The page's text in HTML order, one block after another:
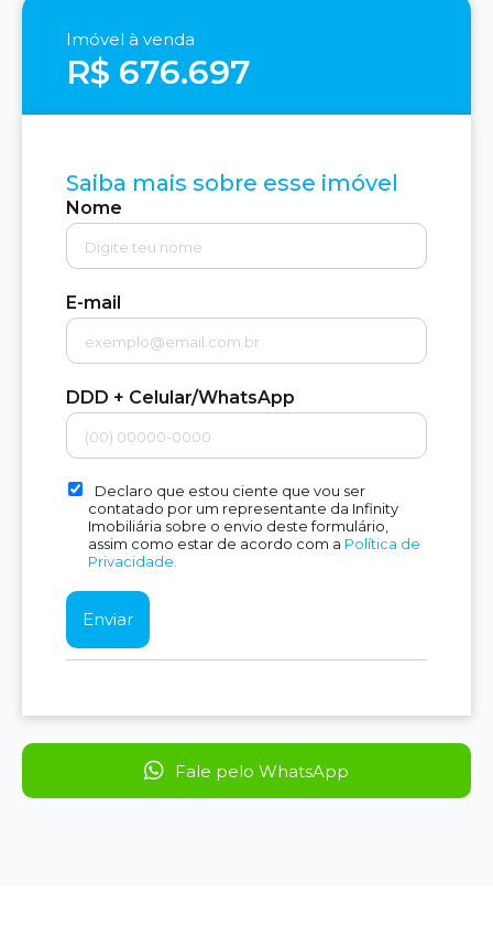
Imóvel à venda
R$ 676.697
Saiba mais sobre esse imóvel
Nome
E-mail
DDD + Celular/WhatsApp
Declaro que estou ciente que vou ser
contatado por um representante da Infinity
Imobiliária sobre o envio deste formulário,
assim como estar de acordo com a Política de
Privacidade.
Fale pelo WhatsApp